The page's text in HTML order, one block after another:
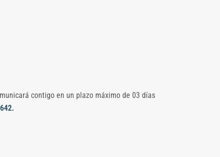
contigo en un plazo máximo de 03 días